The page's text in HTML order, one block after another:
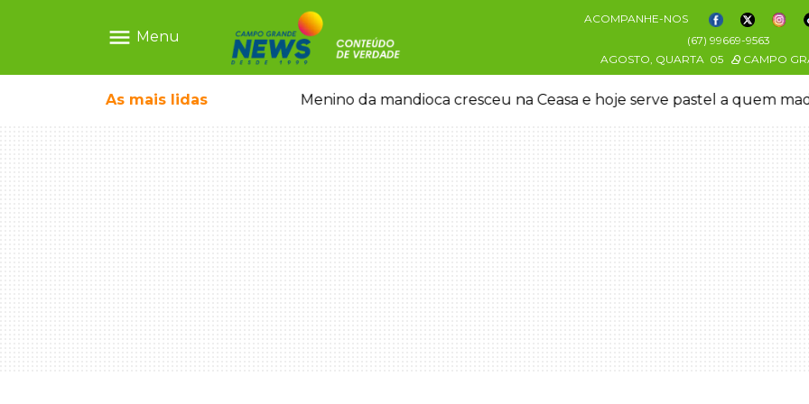
menu Menu
ACOMPANHE-NOS
(67) 99669-9563
AGOSTO, QUARTA 05 CAMPO
As mais lidas
antes de induzi-la à morte Menino da mandioca cresceu na Ceasa e hoje serve pastel a quem